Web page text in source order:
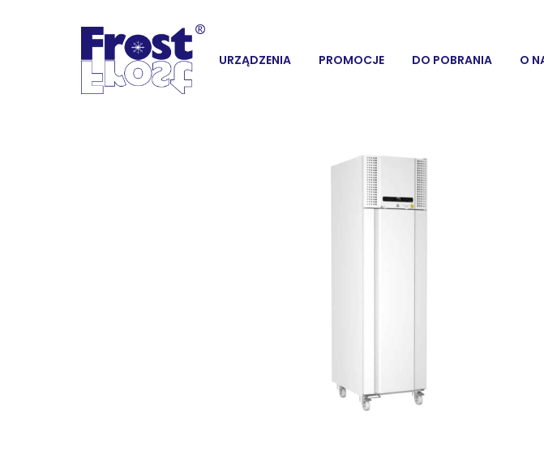
URZĄDZENIA PROMOCJE DO POBRANIA O